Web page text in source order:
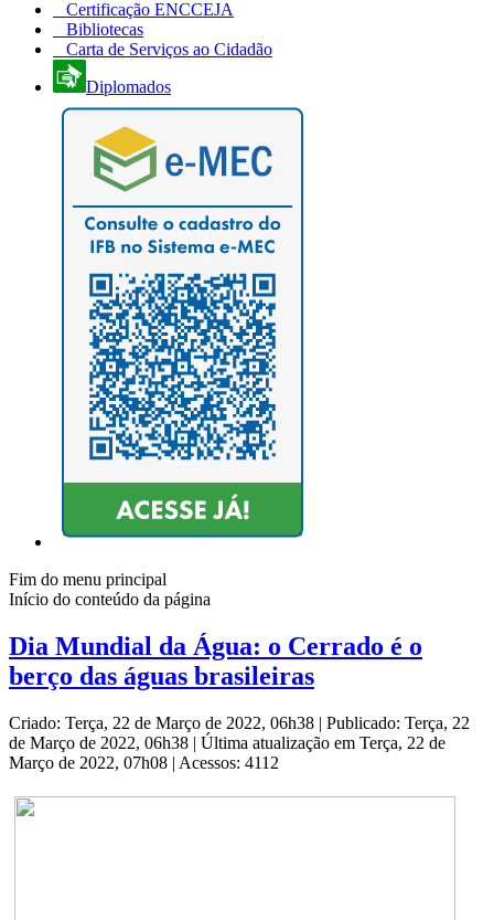
Certificação ENCCEJA
Bibliotecas
Carta de Serviços ao Cidadão
Diplomados
Fim do menu principal
Início do conteúdo da página
Dia Mundial da Água: o Cerrado é o
berço das águas brasileiras
Criado: Terça, 22 de Março de 2022, 06h38 | Publicado: Terça, 22
de Março de 2022, 06h38 | Última atualização em Terça, 22 de
Março de 2022, 07h08 | Acessos: 4112